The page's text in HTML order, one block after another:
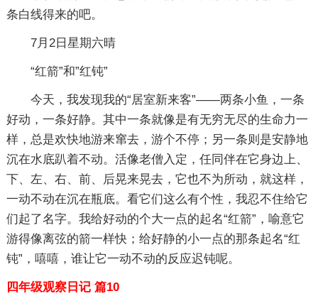
条白线得来的吧。
7月2日星期六晴
“红箭”和”红钝”
今天，我发现我的“居室新来客”——两条小鱼，一条
好动，一条好静。其中一条就像是有无穷无尽的生命力一
样，总是欢快地游来窜去，游个不停；另一条则是安静地
沉在水底趴着不动。活像老僧入定，任同伴在它身边上、
下、左、右、前、后晃来晃去，它也不为所动，就这样，
一动不动在沉在瓶底。看它们这么有个性，我忍不住给它
们起了名字。我给好动的个大一点的起名“红箭”，喻意它
游得像离弦的箭一样快；给好静的小一点的那条起名“红
钝”，嘻嘻，谁让它一动不动的反应迟钝呢。
四年级观察日记 篇10